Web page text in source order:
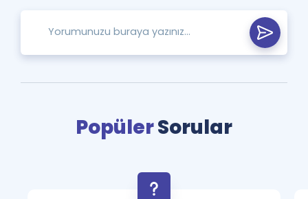
PopülerSorular